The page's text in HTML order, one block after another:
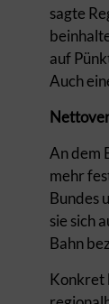
sagte
auf
Auch
An dem
mehr
Bundes
sie sich
Bahn
Konkret